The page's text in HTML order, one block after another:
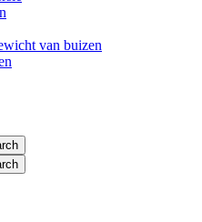
van buizen